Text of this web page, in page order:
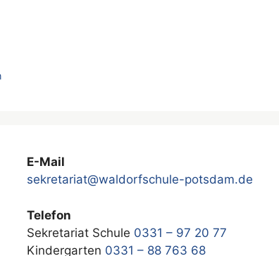
E-Mail
sekretariat@waldorfschule-potsdam.de
Telefon
Sekretariat Schule 0331 – 97 20 77
Kindergarten 0331 – 88 763 68